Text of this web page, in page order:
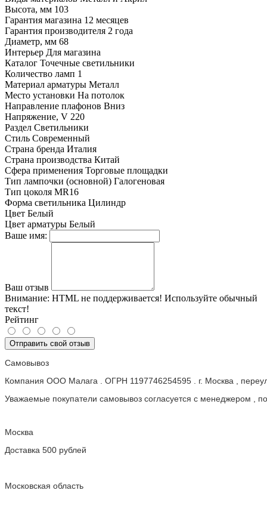
Высота, мм 103
Гарантия магазина 12 месяцев
Гарантия производителя 2 года
Диаметр, мм 68
Интерьер Для магазина
Каталог Точечные светильники
Количество ламп 1
Материал арматуры Металл
Место установки На потолок
Направление плафонов Вниз
Напряжение, V 220
Раздел Светильники
Стиль Современный
Страна бренда Италия
Страна производства Китай
Сфера применения Торговые площадки
Тип лампочки (основной) Галогеновая
Тип цоколя MR16
Форма светильника Цилиндр
Цвет Белый
Цвет арматуры Белый
Ваше имя:
Ваш отзыв
Внимание: HTML не поддерживается! Используйте обычный
текст!
Рейтинг
Отправить свой отзыв
Самовывоз
Компания ООО Малага . ОГРН 1197746254595 . г. Москва ,
Уважаемые покупатели самовывоз согласуется с менеджером ,
Москва
Доставка 500 рублей
Московская область